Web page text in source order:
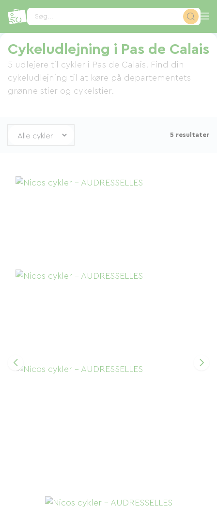
Søg...
Cykeludlejning i Pas de Calais
5 udlejere til cykler i Pas de Calais. Find din
cykeludlejning til at køre på departementets
grønne stier og cykelstier.
5 resultater
CCookie-styringspanel